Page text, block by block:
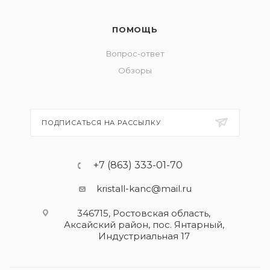
ПОМОЩЬ
Вопрос-ответ
Обзоры
ПОДПИСАТЬСЯ НА РАССЫЛКУ
+7 (863) 333-01-70
kristall-kanc@mail.ru
346715, Ростовская область​,
Аксайский район, пос. Янтарный,
Индустриальная 17